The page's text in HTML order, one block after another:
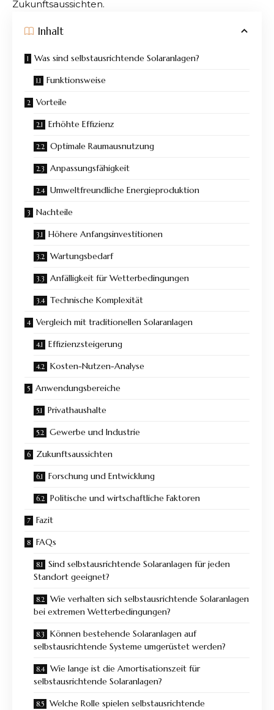
Zukunftsaussichten.
Inhalt
Was sind selbstausrichtende Solaranlagen?
Funktionsweise
Vorteile
Erhöhte Effizienz
Optimale Raumausnutzung
Anpassungsfähigkeit
Umweltfreundliche Energieproduktion
Nachteile
Höhere Anfangsinvestitionen
Wartungsbedarf
Anfälligkeit für Wetterbedingungen
Technische Komplexität
Vergleich mit traditionellen Solaranlagen
Effizienzsteigerung
Kosten-Nutzen-Analyse
Anwendungsbereiche
Privathaushalte
Gewerbe und Industrie
Zukunftsaussichten
Forschung und Entwicklung
Politische und wirtschaftliche Faktoren
Fazit
FAQs
Sind selbstausrichtende Solaranlagen für jeden
Standort geeignet?
Wie verhalten sich selbstausrichtende Solaranlagen
bei extremen Wetterbedingungen?
Können bestehende Solaranlagen auf
selbstausrichtende Systeme umgerüstet werden?
Wie lange ist die Amortisationszeit für
selbstausrichtende Solaranlagen?
Welche Rolle spielen selbstausrichtende